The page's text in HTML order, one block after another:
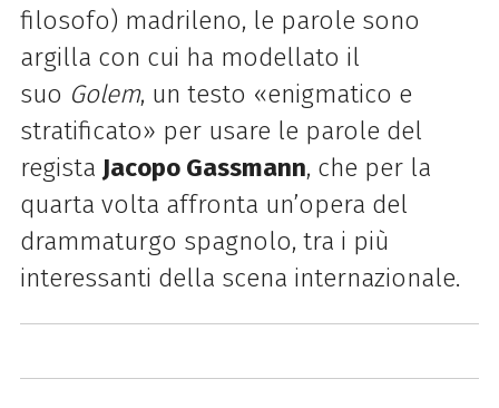
filosofo) madrileno, le parole sono
argilla con cui ha modellato il
suo Golem, un testo «enigmatico e
stratificato» per usare le parole del
regista Jacopo Gassmann, che per la
quarta volta affronta un’opera del
drammaturgo spagnolo, tra i più
interessanti della scena internazionale.